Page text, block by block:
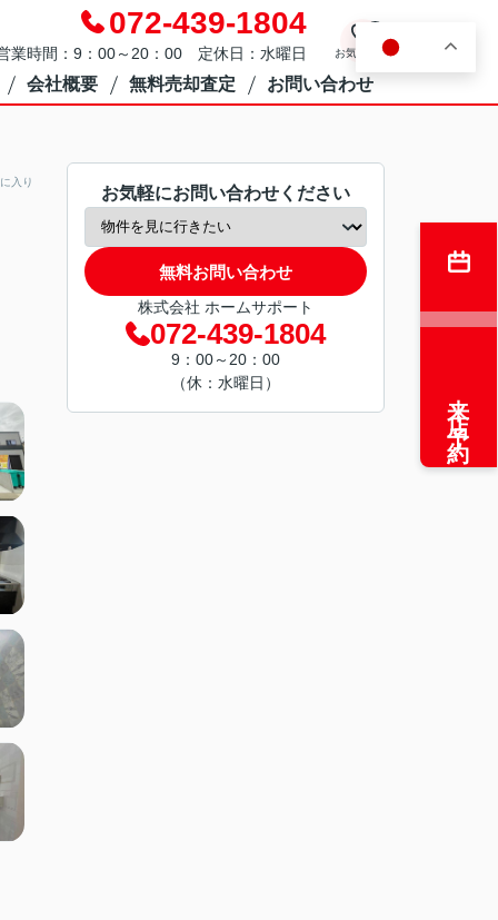
072-439-1804
業時間：9：00～20：00 定休日：水曜日 お気に入り
会社概要 無料売却査定 お問い合わせ
入り
お気軽にお問い合わせください
無料お問い合わせ
株式会社 ホームサポート
072-439-1804
9：00～20：00
（休：水曜日）
来店予約